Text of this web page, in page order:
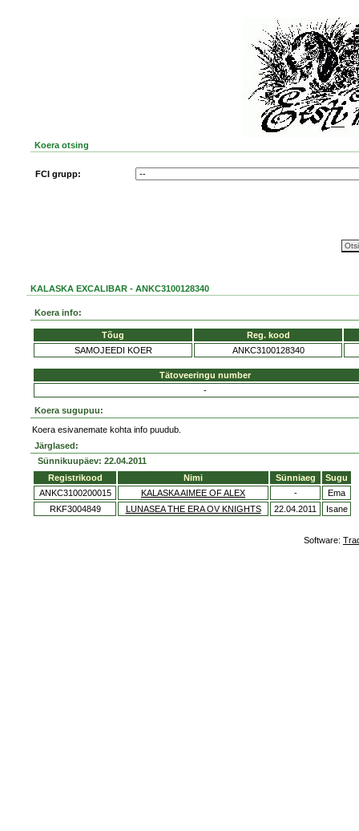
Koera otsing
FCI grupp:
KALASKA EXCALIBAR - ANKC3100128340
Koera info:
Tõug
Reg. kood
SAMOJEEDI KOER
ANKC3100128340
Tätoveeringu number
-
Koera sugupuu:
Koera esivanemate kohta info puudub.
Järglased:
Sünnikuupäev: 22.04.2011
Registrikood
Nimi Sünniaeg
Sugu
ANKC3100200015
KALASKA AIMEE OF ALEX -
Ema
RKF3004849
LUNASEA THE ERA OV KNIGHTS 22.04.2011 Isane
Software: